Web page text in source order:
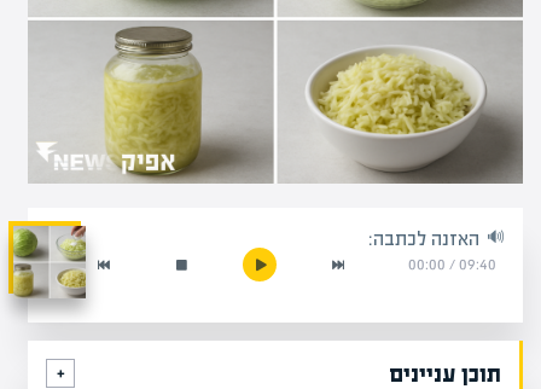
האזנה לכתבה:
09:40
/
00:00
תוכן עניינים